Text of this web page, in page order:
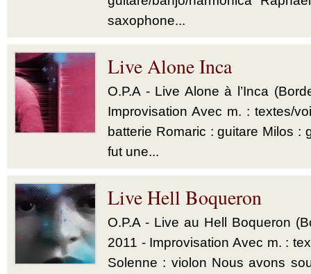
saxophone...
Live Alone Inca
O.P.A - Live Alone à l’Inca
Improvisation Avec m. : textes/
batterie Romaric : guitare Milos :
fut une...
Live Hell Boqueron
O.P.A - Live au Hell Boqueron
2011 - Improvisation Avec m. :
Solenne : violon Nous avons